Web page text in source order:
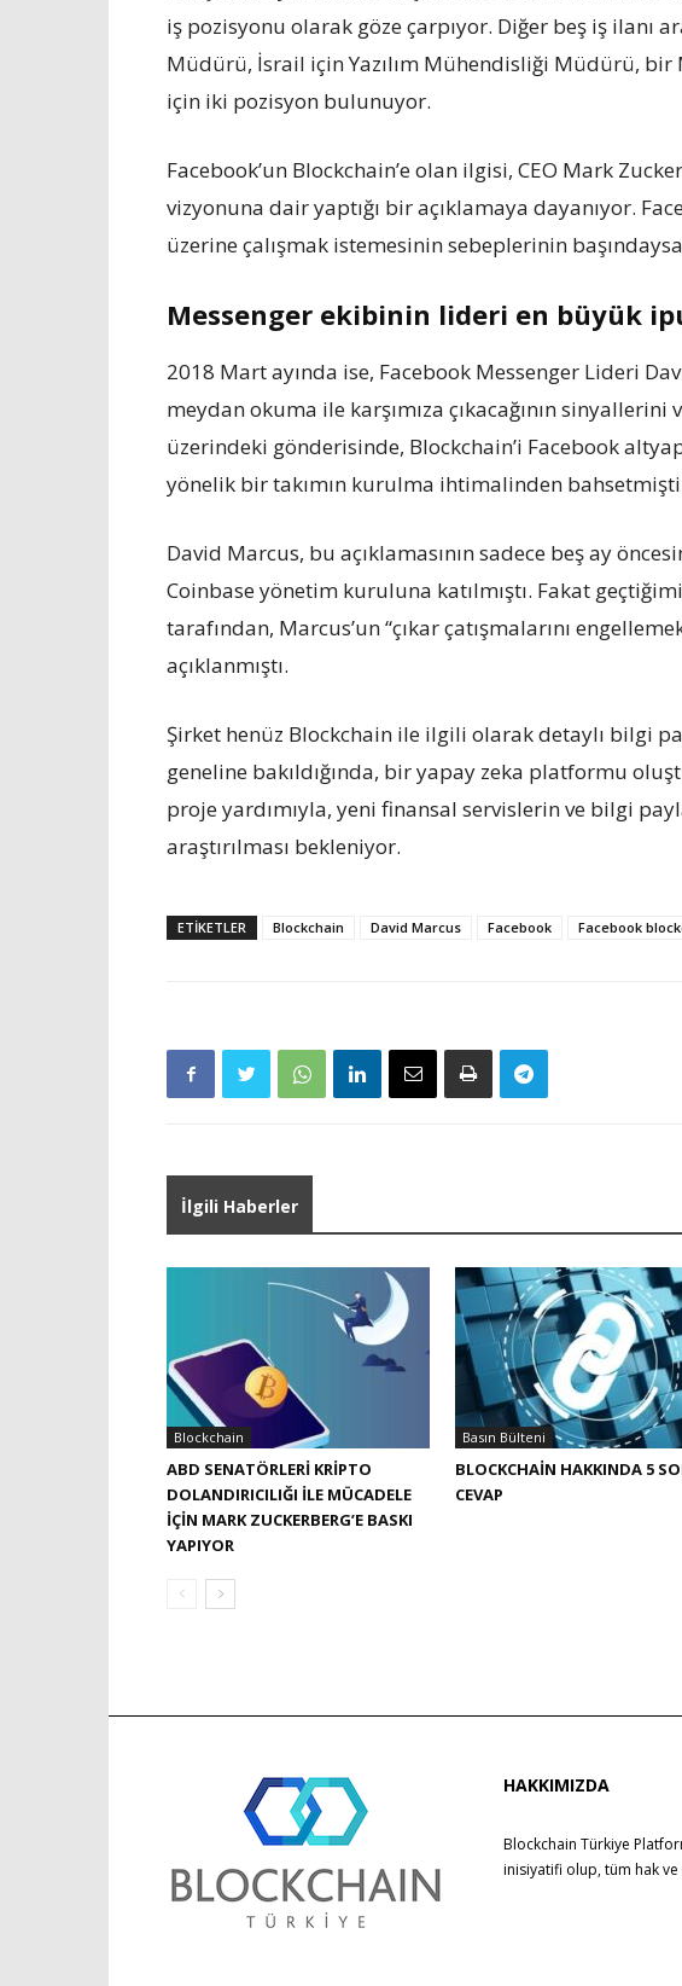
iş pozisyonu olarak göze çarpıyor. Diğer beş iş ilanı
Müdürü, İsrail için Yazılım Mühendisliği Müdürü,
için iki pozisyon bulunuyor.
Facebook’un Blockchain’e olan ilgisi, CEO Mark
vizyonuna dair yaptığı bir açıklamaya dayanıyor.
üzerine çalışmak istemesinin sebeplerinin
Messenger ekibinin lideri en büyük
2018 Mart ayında ise, Facebook Messenger Lideri
meydan okuma ile karşımıza çıkacağının
üzerindeki gönderisinde, Blockchain’i Facebook
yönelik bir takımın kurulma ihtimalinden
David Marcus, bu açıklamasının sadece beş ay
Coinbase yönetim kuruluna katılmıştı. Fakat
tarafından, Marcus’un “çıkar çatışmalarını
açıklanmıştı.
Şirket henüz Blockchain ile ilgili olarak detaylı bilgi
geneline bakıldığında, bir yapay zeka platformu
proje yardımıyla, yeni finansal servislerin ve bilgi
araştırılması bekleniyor.
ETIKETLER Blockchain David Marcus Facebook Facebook
İlgili Haberler
Blockchain
ABD SENATÖRLERI KRIPTO
DOLANDIRICILIĞI ILE MÜCADELE
IÇIN MARK ZUCKERBERG’E BASKI
YAPIYOR
Basın Bülteni
BLOCKCHAIN HAKKINDA 5
CEVAP
HAKKIMIZDA
Blockchain Türkiye
inisiyatifi olup, tüm hak ve